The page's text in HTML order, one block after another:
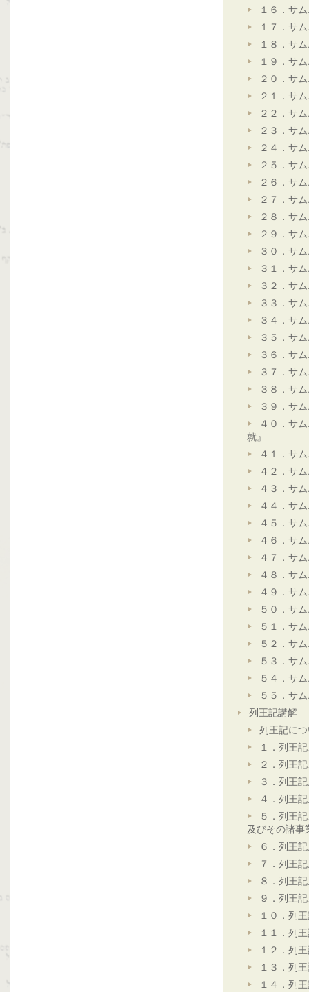
１６．サ
１７．サ
１８．サ
１９．サ
２０．サ
２１．サ
２２．サ
２３．サ
２４．サ
２５．サ
２６．サ
２７．サ
２８．サ
２９．サ
３０．サ
３１．サ
３２．サ
３３．サ
３４．サ
３５．サ
３６．サ
３７．サ
３８．サ
３９．サ
４０．サ
就』
４１．サ
４２．サ
４３．サ
４４．サ
４５．サ
４６．サ
４７．サ
４８．サ
４９．サ
５０．サ
５１．サ
５２．サ
５３．サ
５４．サ
５５．サ
列王記講解
列王記に
１．列王
２．列王
３．列王
４．列王
５．列王
及びその諸事
６．列王
７．列王
８．列王
９．列王
１０．列
１１．列
１２．列
１３．列
１４．列